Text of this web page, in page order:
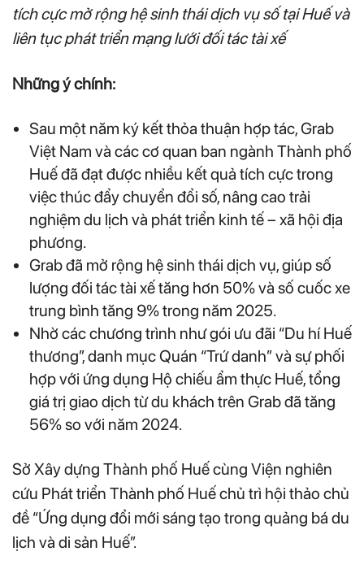
tích cực mở rộng hệ sinh thái dịch vụ số tại Huế và
liên tục phát triển mạng lưới đối tác tài xế
Những ý chính:
Sau một năm ký kết thỏa thuận hợp tác, Grab
Việt Nam và các cơ quan ban ngành Thành phố
Huế đã đạt được nhiều kết quả tích cực trong
việc thúc đẩy chuyển đổi số, nâng cao trải
nghiệm du lịch và phát triển kinh tế – xã hội địa
phương.
Grab đã mở rộng hệ sinh thái dịch vụ, giúp số
lượng đối tác tài xế tăng hơn 50% và số cuốc xe
trung bình tăng 9% trong năm 2025.
Nhờ các chương trình như gói ưu đãi “Du hí Huế
thương”, danh mục Quán “Trứ danh” và sự phối
hợp với ứng dụng Hộ chiếu ẩm thực Huế, tổng
giá trị giao dịch từ du khách trên Grab đã tăng
56% so với năm 2024.
Sở Xây dựng Thành phố Huế cùng Viện nghiên
cứu Phát triển Thành phố Huế chủ trì hội thảo chủ
đề “Ứng dụng đổi mới sáng tạo trong quảng bá du
lịch và di sản Huế”.